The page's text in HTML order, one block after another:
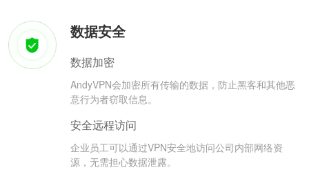
数据安全
数据加密
AndyVPN会加密所有传输的数据，防止黑客和其他恶
意行为者窃取信息。
安全远程访问
企业员工可以通过VPN安全地访问公司内部网络资
源，无需担心数据泄露。